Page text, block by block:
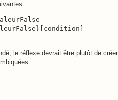
:
le réflexe devrait être plutôt de